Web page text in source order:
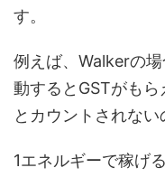
す。
例えば、Walkerの
動するとGSTがも
とカウントされない
1エネルギーで稼げ